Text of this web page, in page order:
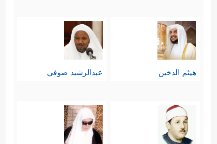
هيثم الدخين عبدالرشيد صوفي